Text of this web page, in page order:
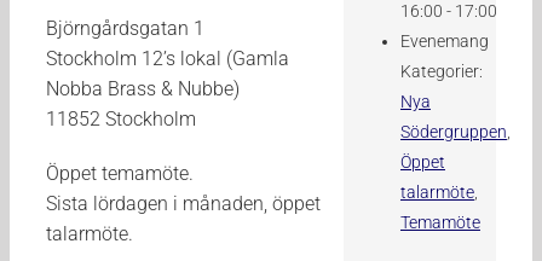
Björngårdsgatan 1
Stockholm 12’s lokal (Gamla
Nobba Brass & Nubbe)
11852 Stockholm
Öppet temamöte.
Sista lördagen i månaden, öppet
talarmöte.
16:00 - 17:00
Evenemang
Kategorier:
Nya
Södergruppen,
Öppet
talarmöte,
Temamöte